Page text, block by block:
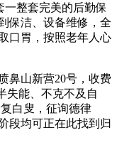
整套完美的后勤保
保洁、设备维修，全
口胃，按照老年人心
山新营20号，收费
失能、不克不及自
白叟，征询德律
段均可正在此找到归